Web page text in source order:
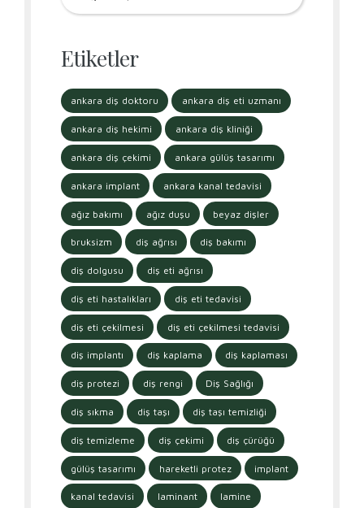
Etiketler
ankara diş doktoru ankara diş eti uzmanı
ankara diş hekimi ankara diş kliniği
ankara diş çekimi ankara gülüş tasarımı
ankara implant ankara kanal tedavisi
ağız bakımı ağız duşu beyaz dişler
bruksizm diş ağrısı diş bakımı
diş dolgusu diş eti ağrısı
diş eti hastalıkları diş eti tedavisi
diş eti çekilmesi diş eti çekilmesi tedavisi
diş implantı diş kaplama diş kaplaması
diş protezi diş rengi Diş Sağlığı
diş sıkma diş taşı diş taşı temizliği
diş temizleme diş çekimi diş çürüğü
gülüş tasarımı hareketli protez implant
kanal tedavisi laminant lamine